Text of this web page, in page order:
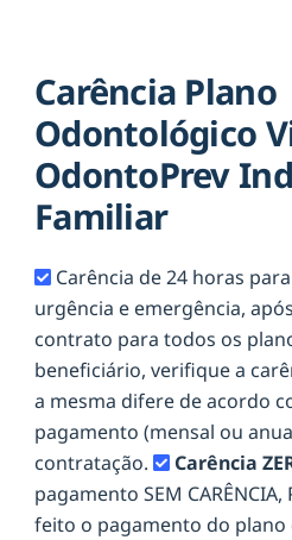
Carência Plano
Odontológico
OdontoPrev
Familiar
Carência de 24 horas
urgência e emergência,
contrato para todos os
beneficiário, verifique a
a mesma difere de acordo
pagamento (mensal ou
contratação.
Carência
pagamento SEM
feito o pagamento do plano